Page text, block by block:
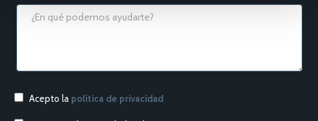
Acepto la política de privacidad